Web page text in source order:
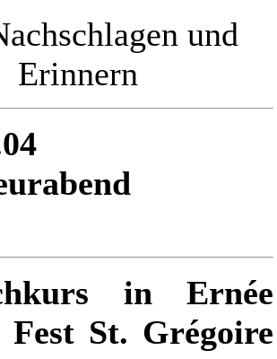
und
Erinnern
in Ernée
Fest St. Grégoire